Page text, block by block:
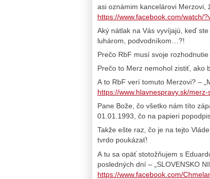
asi oznámim kancelárovi
https://www.facebook.com/watch/
Aký nátlak na Vás vyvíjajú, keď
luhárom, podvodníkom…?!
Prečo RbF musí svoje
Prečo to Merz nemohol zistiť, ako
A to RbF verí tomuto Merzovi? –
https://www.hlavnespravy.sk/
Pane Bože, čo všetko nám títo
01.01.1993, čo na papieri
Takže ešte raz, čo je na tejto
tvrdo poukázať!
A tu sa opäť stotožňujem s
posledných dní – „SLOVENSKO
https://www.facebook.com/